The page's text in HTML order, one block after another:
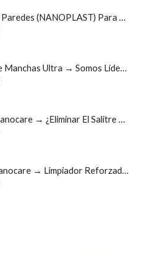
Resanador De Paredes (NANOPLAST) Para Sistemas Impermeables
Removedor De Manchas Ultra → Somos Líder Monterrey Semperklin
Quita Salitre Nanocare → ¿Eliminar El Salitre Para Siempre? ✓
Quita Oxido Nanocare → Limpiador Reforzado Quita Óxido ✓